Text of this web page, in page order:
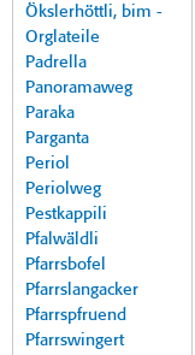
Ökslerhöttli, bim -
Orglateile
Padrella
Panoramaweg
Paraka
Parganta
Periol
Periolweg
Pestkappili
Pfalwäldli
Pfarrsbofel
Pfarrslangacker
Pfarrspfruend
Pfarrswingert